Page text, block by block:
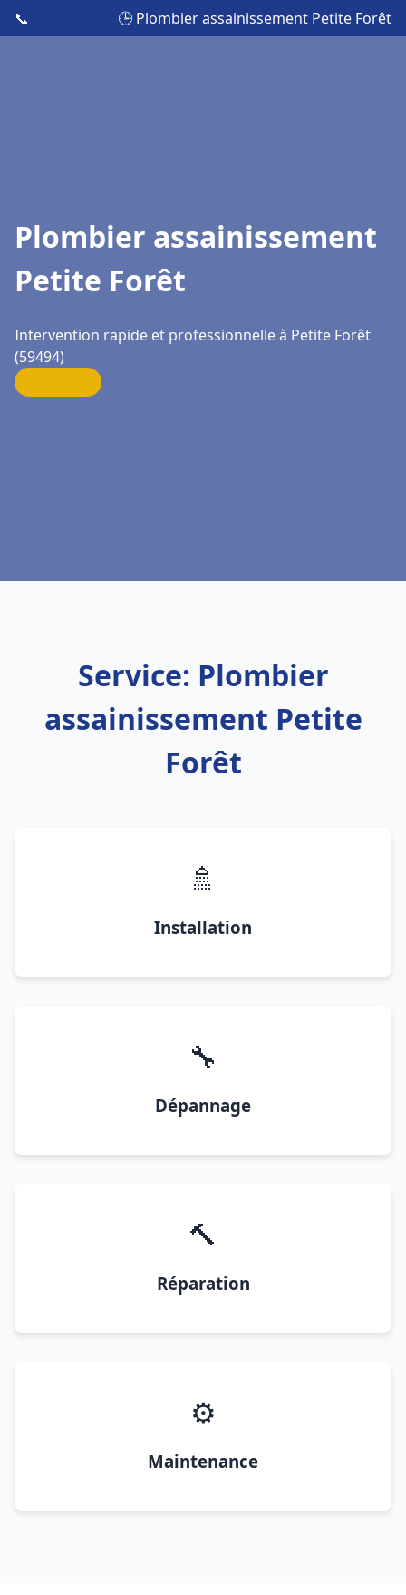
📞 🕒 Plombier assainissement Petite Forêt
Plombier assainissement
Petite Forêt
Intervention rapide et professionnelle à Petite Forêt
(59494)
Service: Plombier
assainissement Petite
Forêt
🚿
Installation
🔧
Dépannage
🔨
Réparation
⚙️
Maintenance